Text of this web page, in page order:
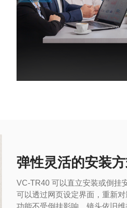
弹性灵活的安装
VC-TR40 可以直立安装或倒挂
可以透过网页设定界面，重新
功能不受倒挂影响，镜头依旧维